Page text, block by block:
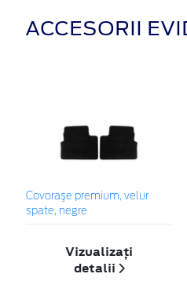
ACCESORII
Covoraşe premium, velur
spate, negre
Vizualizați
detalii